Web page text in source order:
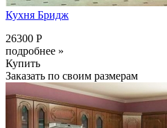
Кухня Бридж
26300 Р
подробнее »
Купить
Заказать по своим размерам